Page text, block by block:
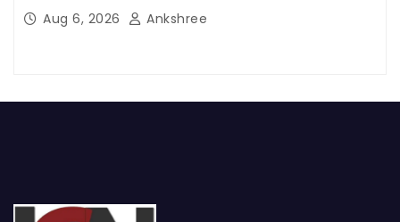
Aug 6, 2026 Ankshree